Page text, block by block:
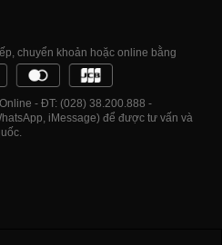
chuyển khoản hoặc online bằng
- ĐT: (028) 38.200.888 -
iMessage) để được tư vấn và